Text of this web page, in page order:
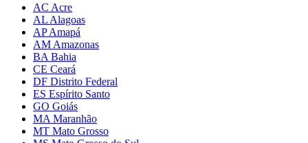
AC Acre
AL Alagoas
AP Amapá
AM Amazonas
BA Bahia
CE Ceará
DF Distrito Federal
ES Espírito Santo
GO Goiás
MA Maranhão
MT Mato Grosso